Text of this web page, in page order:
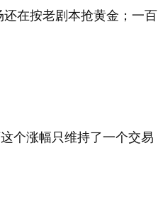
在按老剧本抢黄金；一百
个涨幅只维持了一个交易